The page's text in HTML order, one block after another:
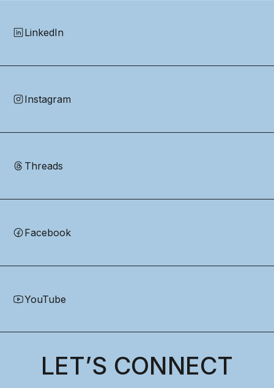
LinkedIn
Instagram
Threads
Facebook
YouTube
LET’S CONNECT